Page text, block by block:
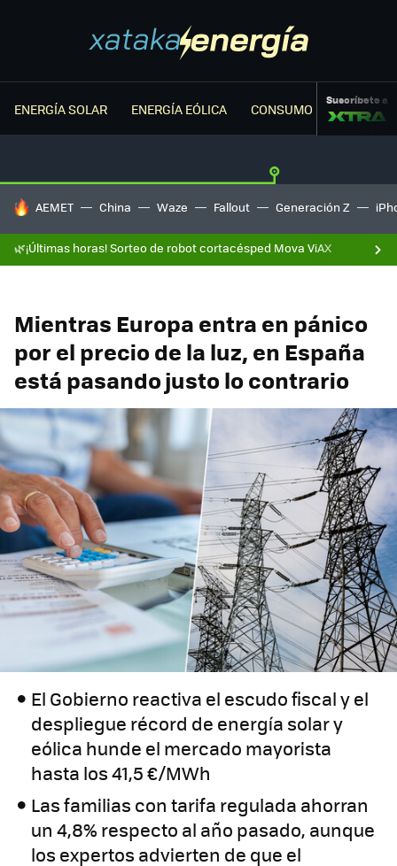
ENERGÍA SOLAR ENERGÍA EÓLICA CONSUMO ENERGÉTICO
Suscríbete a
HOY SE HABLA DE
AEMET China Waze Fallout Generación Z
🌿¡Últimas horas! Sorteo de robot cortacésped Mova ViAX
Mientras Europa entra en pánico
por el precio de la luz, en España
está pasando justo lo contrario
El Gobierno reactiva el escudo fiscal y el
despliegue récord de energía solar y
eólica hunde el mercado mayorista
hasta los 41,5 €/MWh
Las familias con tarifa regulada ahorran
un 4,8% respecto al año pasado, aunque
los expertos advierten de que el